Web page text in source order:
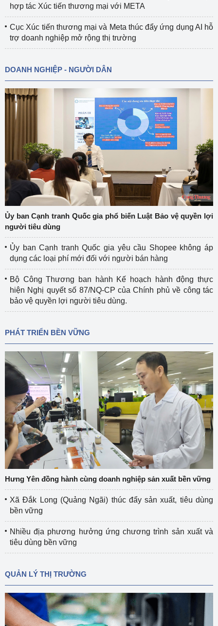
hợp tác Xúc tiến thương mại với META
Cục Xúc tiến thương mại và Meta thúc đẩy ứng dụng AI hỗ
trợ doanh nghiệp mở rộng thị trường
DOANH NGHIỆP - NGƯỜI DÂN
Ủy ban Cạnh tranh Quốc gia phổ biến Luật Bảo vệ quyền lợi
người tiêu dùng
Ủy ban Cạnh tranh Quốc gia yêu cầu Shopee không áp
dụng các loại phí mới đối với người bán hàng
Bộ Công Thương ban hành Kế hoạch hành động thực
hiện Nghị quyết số 87/NQ-CP của Chính phủ về công tác
bảo vệ quyền lợi người tiêu dùng.
PHÁT TRIỂN BỀN VỮNG
Hưng Yên đồng hành cùng doanh nghiệp sản xuất bền vững
Xã Đắk Long (Quảng Ngãi) thúc đẩy sản xuất, tiêu dùng
bền vững
Nhiều địa phương hưởng ứng chương trình sản xuất và
tiêu dùng bền vững
QUẢN LÝ THỊ TRƯỜNG